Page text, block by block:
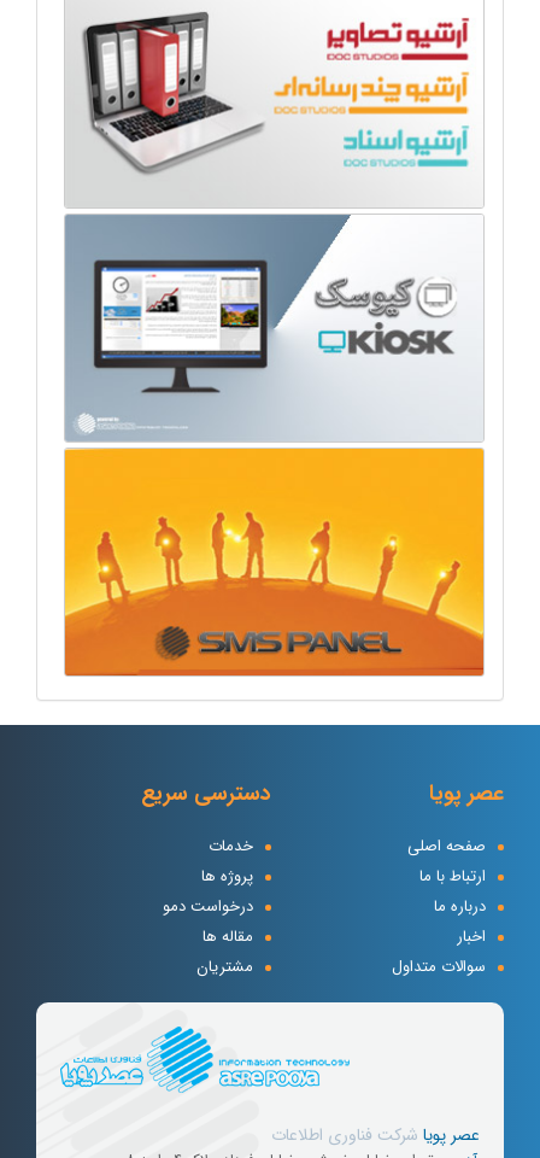
عصر پویا
صفحه اصلی
ارتباط با ما
درباره ما
اخبار
سوالات متداول
دسترسی سریع
خدمات
پروژه ها
درخواست دمو
مقاله ها
مشتریان
عصر پویا شرکت فناوری اطلاعات